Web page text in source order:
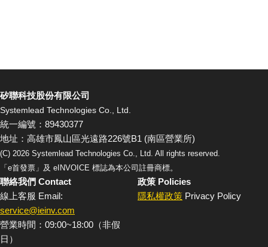
矽聯科技股份有限公司
Systemlead Technologies Co., Ltd.
統一編號：89430377
地址：高雄市鳳山區光遠路226號B1 (南區營業所)
(C) 2026 Systemlead Technologies Co., Ltd. All rights reserved.
「e首發票」及 eINVOICE 標誌為本公司註冊商標。
聯絡我們 Contact
線上客服 Email:
service@ieinv.com
營業時間：09:00~18:00（非假
日）
政策 Policies
隱私權政策 Privacy Policy